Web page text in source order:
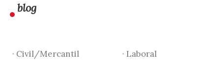
blog
· Civil/Mercantil
· Laboral